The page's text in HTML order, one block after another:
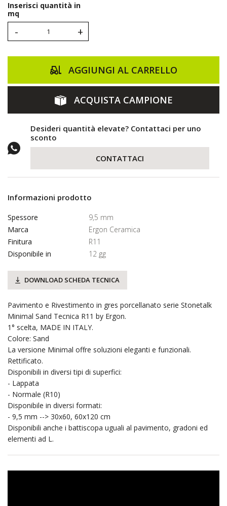
Inserisci quantità in
mq
- +
AGGIUNGI AL CARRELLO
ACQUISTA CAMPIONE
Desideri quantità elevate? Contattaci per uno
sconto
CONTATTACI
Informazioni prodotto
Spessore
9,5 mm
Marca
Ergon Ceramica
Finitura
R11
Disponibile in
12 gg
DOWNLOAD SCHEDA TECNICA
Pavimento e Rivestimento in gres porcellanato serie Stonetalk
Minimal Sand Tecnica R11 by Ergon.
1° scelta, MADE IN ITALY.
Colore: Sand
La versione Minimal offre soluzioni eleganti e funzionali.
Rettificato.
Disponibili in diversi tipi di superfici:
- Lappata
- Normale (R10)
Disponibile in diversi formati:
- 9,5 mm --> 30x60, 60x120 cm
Disponibili anche i battiscopa uguali al pavimento, gradoni ed
elementi ad L.